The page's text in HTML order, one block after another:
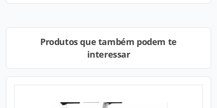
Produtos que também podem te
interessar